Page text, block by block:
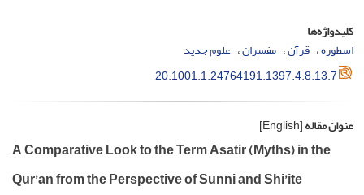
کلیدواژه‌ها
اسطوره قرآن مفسران علوم جدید
20.1001.1.24764191.1397.4.8.13.7
عنوان مقاله[English]
A Comparative Look to the Term Asatir (Myths) in the
Qur’an from the Perspective of Sunni and Shi’ite